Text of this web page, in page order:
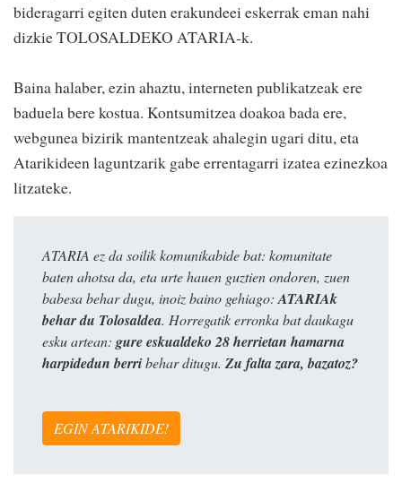
bideragarri egiten duten erakundeei eskerrak eman nahi
dizkie TOLOSALDEKO ATARIA-k.
Baina halaber, ezin ahaztu, interneten publikatzeak ere
baduela bere kostua. Kontsumitzea doakoa bada ere,
webgunea bizirik mantentzeak ahalegin ugari ditu, eta
Atarikideen laguntzarik gabe errentagarri izatea ezinezkoa
litzateke.
ATARIA ez da soilik komunikabide bat: komunitate
baten ahotsa da, eta urte hauen guztien ondoren, zuen
babesa behar dugu, inoiz baino gehiago: ATARIAk
behar du Tolosaldea. Horregatik erronka bat daukagu
esku artean: gure eskualdeko 28 herrietan hamarna
harpidedun berribehar ditugu. Zu falta zara, bazatoz?
EGIN ATARIKIDE!